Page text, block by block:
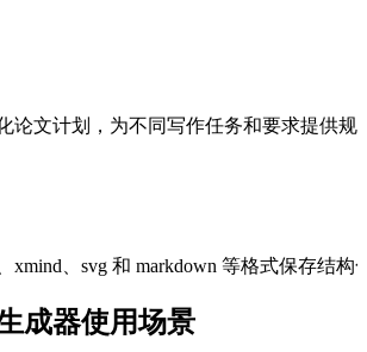
论文计划，为不同写作任务和要求提供规
xmind、svg 和 markdown 等格式保存结
成器使用场景